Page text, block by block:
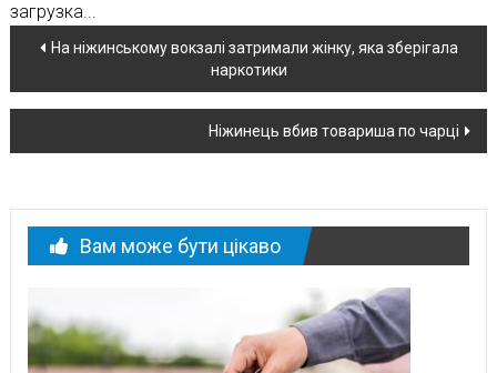
загрузка...
Навігація
по
На ніжинському вокзалі затримали жінку, яка зберігала
наркотики
Ніжинець вбив товариша по чарці
Вам може бути цікаво